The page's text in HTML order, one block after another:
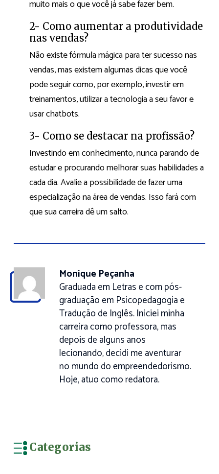
muito mais o que você já sabe fazer bem.
2- Como aumentar a produtividade
nas vendas?
Não existe fórmula mágica para ter sucesso nas
vendas, mas existem algumas dicas que você
pode seguir como, por exemplo, investir em
treinamentos, utilizar a tecnologia a seu favor e
usar chatbots.
3- Como se destacar na profissão?
Investindo em conhecimento, nunca parando de
estudar e procurando melhorar suas habilidades a
cada dia. Avalie a possibilidade de fazer uma
especialização na área de vendas. Isso fará com
que sua carreira dê um salto.
Monique Peçanha
Graduada em Letras e com pós-
graduação em Psicopedagogia e
Tradução de Inglês. Iniciei minha
carreira como professora, mas
depois de alguns anos
lecionando, decidi me aventurar
no mundo do empreendedorismo.
Hoje, atuo como redatora.
Categorias